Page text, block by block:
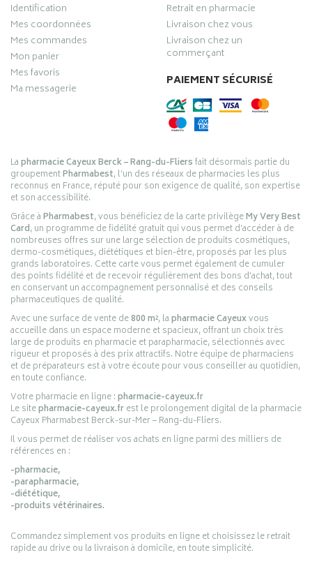
Identification
Mes coordonnées
Mes commandes
Mon panier
Mes favoris
Ma messagerie
Retrait en pharmacie
Livraison chez vous
Livraison chez un
commerçant
PAIEMENT SÉCURISÉ
Lapharmacie Cayeux Berck – Rang-du-Fliersfait désormais partie du
groupementPharmabest, l’un des réseaux de pharmacies les plus
reconnus en France, réputé pour son exigence de qualité, son expertise
et son accessibilité.
Grâce àPharmabest, vous bénéficiez de la carte privilègeMy Very Best
Card, un programme de fidélité gratuit qui vous permet d’accéder à de
nombreuses offres sur une large sélection de produits cosmétiques,
dermo-cosmétiques, diététiques et bien-être, proposés par les plus
grands laboratoires. Cette carte vous permet également de cumuler
des points fidélité et de recevoir régulièrement des bons d’achat, tout
en conservant un accompagnement personnalisé et des conseils
pharmaceutiques de qualité.
Avec une surface de vente de800 m², lapharmacie Cayeuxvous
accueille dans un espace moderne et spacieux, offrant un choix très
large de produits en pharmacie et parapharmacie, sélectionnés avec
rigueur et proposés à des prix attractifs. Notre équipe de pharmaciens
et de préparateurs est à votre écoute pour vous conseiller au quotidien,
en toute confiance.
Votre pharmacie en ligne :pharmacie-cayeux.fr
Le sitepharmacie-cayeux.frest le prolongement digital de la pharmacie
Cayeux Pharmabest Berck-sur-Mer – Rang-du-Fliers.
Il vous permet de réaliser vos achats en ligne parmi des milliers de
références en :
-pharmacie,
-parapharmacie,
-diététique,
-produits vétérinaires.
Commandez simplement vos produits en ligne et choisissez le retrait
rapide au drive ou la livraison à domicile, en toute simplicité.